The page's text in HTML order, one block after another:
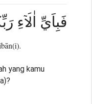
فَبِاَيِّ اٰلَاۤءِ
yang kamu